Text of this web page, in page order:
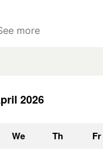
more
2026
We Th Fr